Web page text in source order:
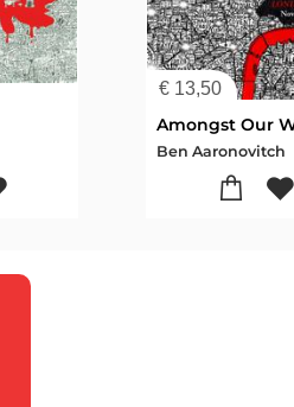
€13,50
Ben Aaronovitch